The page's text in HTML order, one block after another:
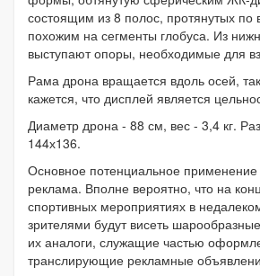
состоящим из 8 полос, протянутых по
похожим на сегменты глобуса. Из
выступают опоры, необходимые для
Рама дрона вращается вдоль осей,
кажется, что дисплей является
Диаметр дрона - 88 см, вес - 3,4 кг.
144х136.
Основное потенциальное
реклама. Вполне вероятно, что на
спортивных мероприятиях в
зрителями будут висеть
их аналоги, служащие частью
транслирующие рекламные